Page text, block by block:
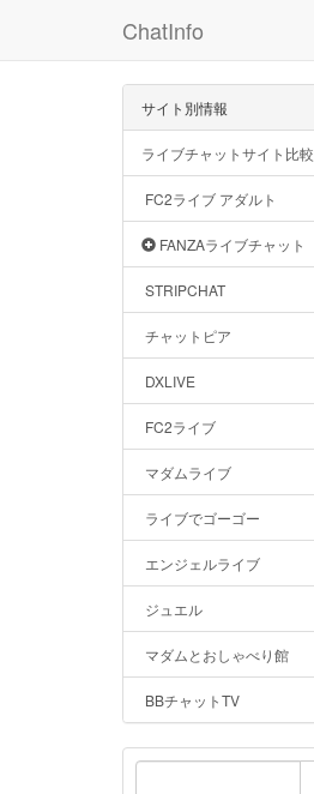
ChatInfo
サイト別情報
ライブチャットサイト比較
FC2ライブ アダルト
FANZAライブチャット
STRIPCHAT
チャットピア
DXLIVE
FC2ライブ
マダムライブ
ライブでゴーゴー
エンジェルライブ
ジュエル
マダムとおしゃべり館
BBチャットTV